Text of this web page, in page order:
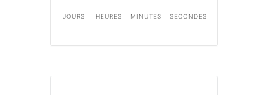
JOURS HEURES MINUTES SECONDES